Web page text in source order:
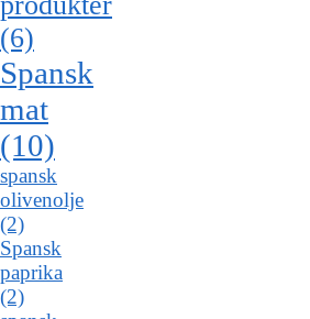
(6)
Spansk
mat
(10)
spansk
olivenolje
(2)
Spansk
paprika
(2)